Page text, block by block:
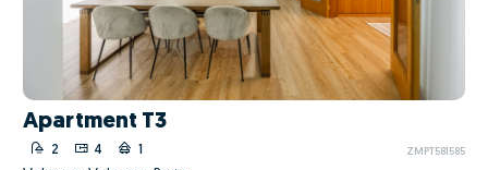
Apartment T3
2 4 ZMPT581585